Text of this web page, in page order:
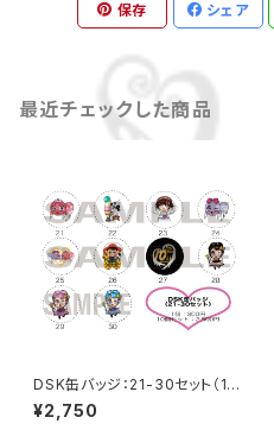
保存 シェア
最近チェックした商品
DSK缶バッジ：21-30セット（10
種類）
¥2,750